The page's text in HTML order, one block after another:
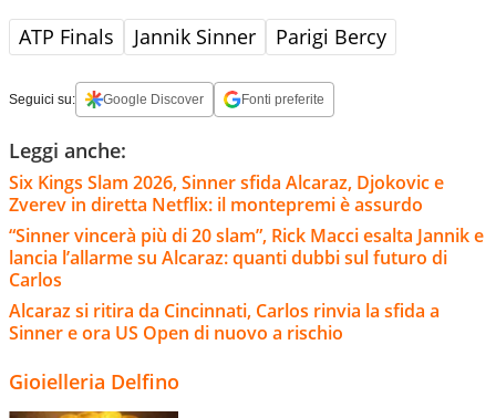
ATP Finals Jannik Sinner Parigi Bercy
Seguici su: Google Discover Fonti preferite
Leggi anche:
Six Kings Slam 2026, Sinner sfida Alcaraz, Djokovic e
Zverev in diretta Netflix: il montepremi è assurdo
“Sinner vincerà più di 20 slam”, Rick Macci esalta Jannik e
lancia l’allarme su Alcaraz: quanti dubbi sul futuro di
Carlos
Alcaraz si ritira da Cincinnati, Carlos rinvia la sfida a
Sinner e ora US Open di nuovo a rischio
Gioielleria Delfino